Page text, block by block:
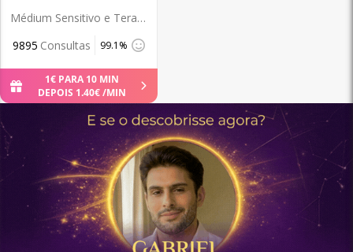
Médium Sensitivo e Terapeuta Holístico
9895 Consultas 99.1%
1€ PARA 10 MIN
DEPOIS 1.40€/MIN